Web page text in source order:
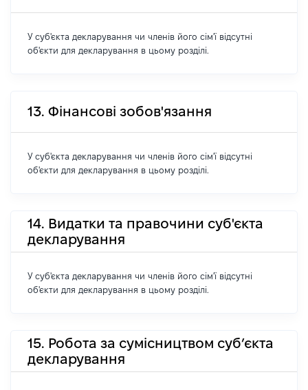
У суб'єкта декларування чи членів його сім'ї відсутні
об'єкти для декларування в цьому розділі.
13. Фінансові зобов'язання
У суб'єкта декларування чи членів його сім'ї відсутні
об'єкти для декларування в цьому розділі.
14. Видатки та правочини суб'єкта
декларування
У суб'єкта декларування чи членів його сім'ї відсутні
об'єкти для декларування в цьому розділі.
15. Робота за сумісництвом суб’єкта
декларування